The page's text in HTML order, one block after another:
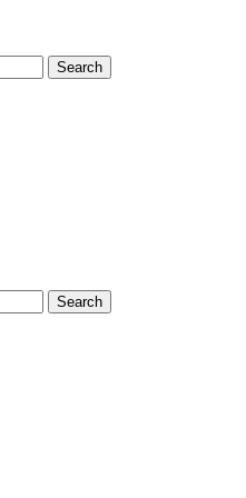
Search
Search